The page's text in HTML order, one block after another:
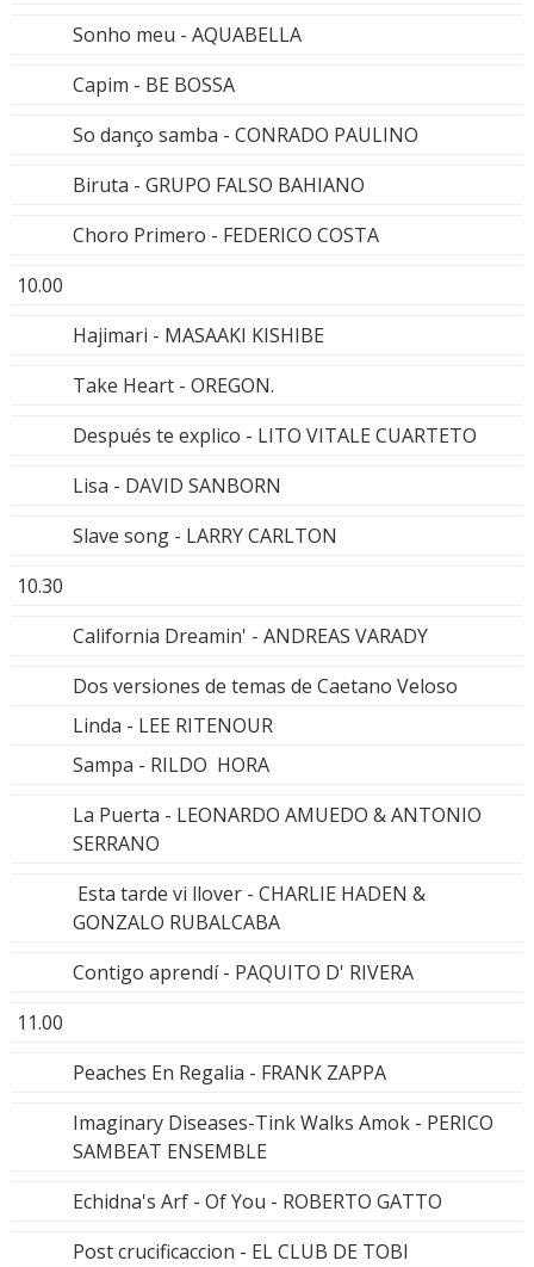
Sonho meu - AQUABELLA
Capim - BE BOSSA
So danço samba - CONRADO PAULINO
Biruta - GRUPO FALSO BAHIANO
Choro Primero - FEDERICO COSTA
10.00
Hajimari - MASAAKI KISHIBE
Take Heart - OREGON.
Después te explico - LITO VITALE CUARTETO
Lisa - DAVID SANBORN
Slave song - LARRY CARLTON
10.30
California Dreamin' - ANDREAS VARADY
Dos versiones de temas de Caetano Veloso
Linda - LEE RITENOUR
Sampa - RILDO HORA
La Puerta - LEONARDO AMUEDO & ANTONIO
SERRANO
Esta tarde vi llover - CHARLIE HADEN &
GONZALO RUBALCABA
Contigo aprendí - PAQUITO D' RIVERA
11.00
Peaches En Regalia - FRANK ZAPPA
Imaginary Diseases-Tink Walks Amok - PERICO
SAMBEAT ENSEMBLE
Echidna's Arf - Of You - ROBERTO GATTO
Post crucificaccion - EL CLUB DE TOBI